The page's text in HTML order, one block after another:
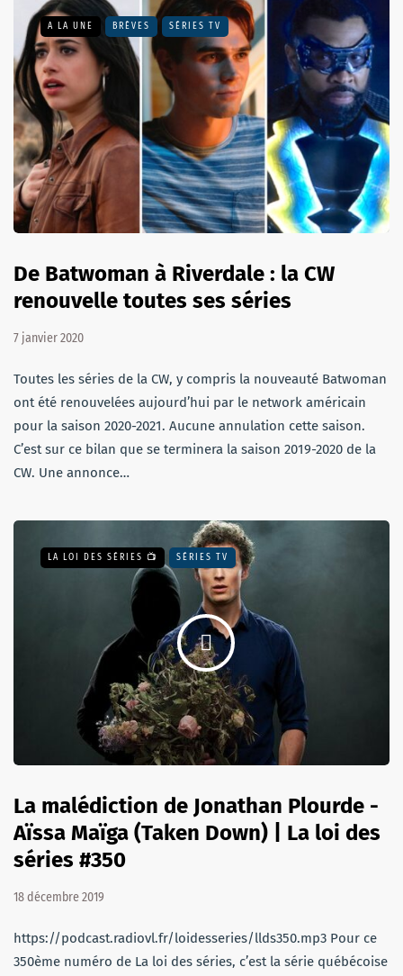
A LA UNE BRÈVES SÉRIES TV
De Batwoman à Riverdale : la CW
renouvelle toutes ses séries
7 janvier 2020
Toutes les séries de la CW, y compris la nouveauté Batwoman
ont été renouvelées aujourd’hui par le network américain
pour la saison 2020-2021. Aucune annulation cette saison.
C’est sur ce bilan que se terminera la saison 2019-2020 de la
CW. Une annonce…
LA LOI DES SÉRIES 📺 SÉRIES TV
La malédiction de Jonathan Plourde -
Aïssa Maïga (Taken Down) | La loi des
séries #350
18 décembre 2019
https://podcast.radiovl.fr/loidesseries/llds350.mp3 Pour ce
350ème numéro de La loi des séries, c’est la série québécoise